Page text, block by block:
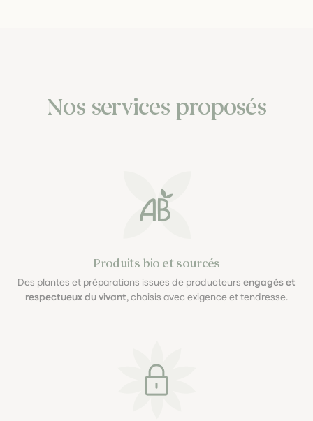
Nos services proposés
Produits bio et sourcés
Des plantes et préparations issues de producteurs engagés et
respectueux du vivant, choisis avec exigence et tendresse.